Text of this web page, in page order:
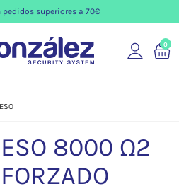
pedidos superiores a 70€
0
8000 Ω2